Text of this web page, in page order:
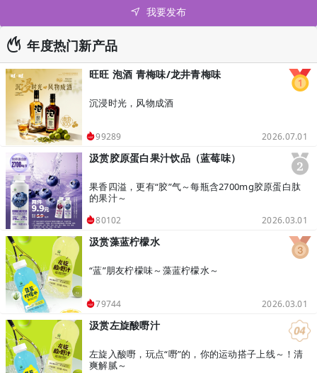
我要发布
年度热门新产品
旺旺 泡酒 青梅味/龙井青梅味
沉浸时光，风物成酒
99289 2026.07.01
汲赏胶原蛋白果汁饮品（蓝莓味）
果香四溢，更有“胶”气～每瓶含2700mg胶原蛋白肽
的果汁～
80102 2026.03.01
汲赏藻蓝柠檬水
“蓝”朋友柠檬味～藻蓝柠檬水～
79744 2026.03.01
汲赏左旋酸嘢汁
左旋入酸嘢，玩点“嘢”的，你的运动搭子上线～！清
爽解腻～